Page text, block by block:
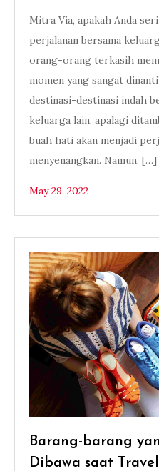
Mitra Via, apakah Anda
perjalanan bersama
orang-orang terkasih
momen yang sangat
destinasi-destinasi indah
keluarga lain, apalagi
buah hati akan menjadi
menyenangkan. Namun, […]
May 29, 2022
Barang-barang
Dibawa saat